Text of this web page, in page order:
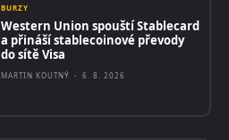
BURZY
Western Union spouští Stablecard
a přináší stablecoinové převody
do sítě Visa
MARTIN KOUTNÝ - 6. 8. 2026